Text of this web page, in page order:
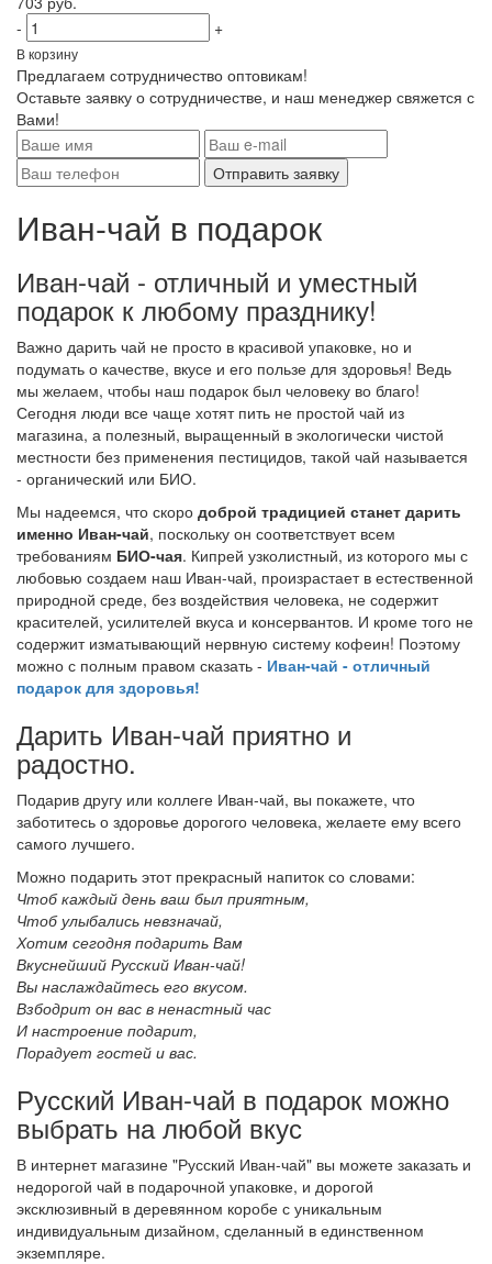
-
+
В корзину
Предлагаем сотрудничество оптовикам!
Оставьте заявку о сотрудничестве, и наш менеджер свяжется с
Вами!
Отправить заявку
Иван-чай в подарок
Иван-чай - отличный и уместный
подарок к любому празднику!
Важно дарить чай не просто в красивой упаковке, но и
подумать о качестве, вкусе и его пользе для здоровья! Ведь
мы желаем, чтобы наш подарок был человеку во благо!
Сегодня люди все чаще хотят пить не простой чай из
магазина, а полезный, выращенный в экологически чистой
местности без применения пестицидов, такой чай называется
- органический или БИО.
Мы надеемся, что скоро доброй традицией станет дарить
именно Иван-чай, поскольку он соответствует всем
требованиям БИО-чая. Кипрей узколистный, из которого мы с
любовью создаем наш Иван-чай, произрастает в естественной
природной среде, без воздействия человека, не содержит
красителей, усилителей вкуса и консервантов. И кроме того не
содержит изматывающий нервную систему кофеин! Поэтому
можно с полным правом сказать - Иван-чай - отличный
подарок для здоровья!
Дарить Иван-чай приятно и
радостно.
Подарив другу или коллеге Иван-чай, вы покажете, что
заботитесь о здоровье дорогого человека, желаете ему всего
самого лучшего.
Можно подарить этот прекрасный напиток со словами:
Чтоб каждый день ваш был приятным,
Чтоб улыбались невзначай,
Хотим сегодня подарить Вам
Вкуснейший Русский Иван-чай!
Вы наслаждайтесь его вкусом.
Взбодрит он вас в ненастный час
И настроение подарит,
Порадует гостей и вас.
Русский Иван-чай в подарок можно
выбрать на любой вкус
В интернет магазине "Русский Иван-чай" вы можете заказать и
недорогой чай в подарочной упаковке, и дорогой
эксклюзивный в деревянном коробе с уникальным
индивидуальным дизайном, сделанный в единственном
экземпляре.